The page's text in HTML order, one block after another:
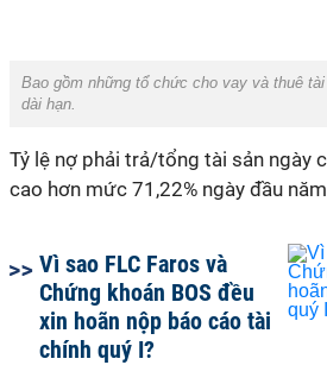
Bao gồm những tổ chức cho vay và thuê
dài hạn.
Tỷ lệ nợ phải trả/tổng tài sản ngày
cao hơn mức 71,22% ngày đầu
Vì sao FLC Faros và
Chứng khoán BOS đều
xin hoãn nộp báo cáo tài
chính quý I?